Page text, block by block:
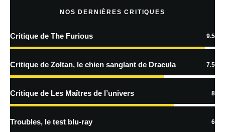
En savoir
traitées
NOS DERNIÈRES CRITIQUES
Critique de The Furious 9.5
Critique de Zoltan, le chien sanglant de Dracula 7.5
Critique de Les Maîtres de l’univers 8
Troubles, le test blu-ray 6